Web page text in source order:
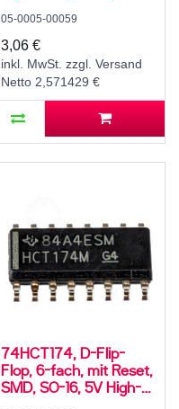
CMOS, -40..125 °C
05-0005-00059
3,06 €
inkl. MwSt. zzgl. Versand
Netto 2,571429 €
74HCT174, D-Flip-
Flop, 6-fach, mit Reset,
SMD, SO-16, 5V High-